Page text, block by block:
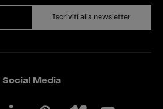
Iscriviti alla newsletter
Social Media